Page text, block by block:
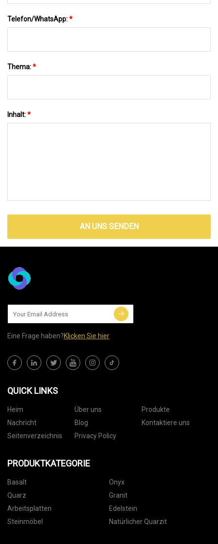
Telefon/WhatsApp:*
Thema:*
Inhalt:*
AN UNS SENDEN
Eine Frage haben?Klicken Sie hier
QUICK LINKS
Heim Über uns
Produkte
Nachricht
Blog
Kontaktiere uns
Seitenverzeichnis
Privacy Policy
PRODUKTKATEGORIE
Basalt
Onyx
Quarz
Granit
Arbeitsplatten
Edelstein
Steinmöbel
Natürlicher Quarzit